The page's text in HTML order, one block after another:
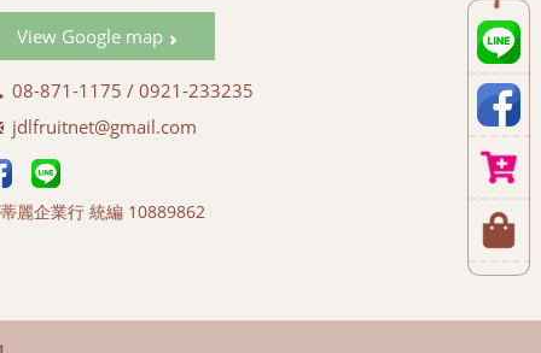
View Google map
08-871-1175 / 0921-233235
jdlfruitnet@gmail.com
麗企業行 統編 10889862